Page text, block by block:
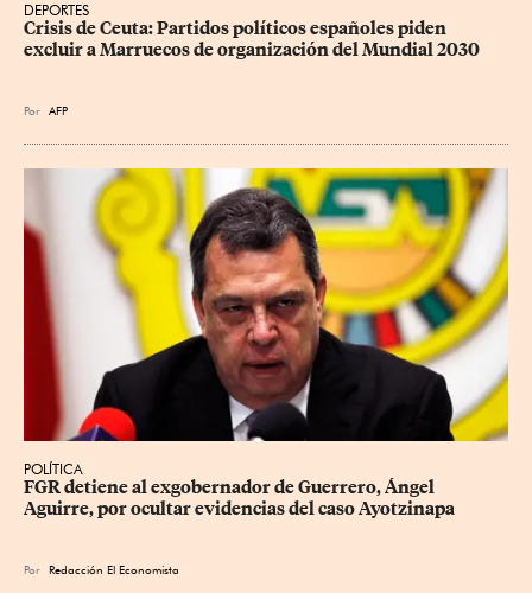
DEPORTES
Crisis de Ceuta: Partidos políticos españoles piden
excluir a Marruecos de organización del Mundial 2030
Por AFP
POLÍTICA
FGR detiene al exgobernador de Guerrero, Ángel
Aguirre, por ocultar evidencias del caso Ayotzinapa
Por Redacción El Economista